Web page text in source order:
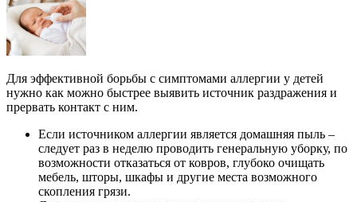
Для эффективной борьбы с симптомами аллергии у детей
нужно как можно быстрее выявить источник раздражения и
прервать контакт с ним.
Если источником аллергии является домашняя пыль –
следует раз в неделю проводить генеральную уборку, по
возможности отказаться от ковров, глубоко очищать
мебель, шторы, шкафы и другие места возможного
скопления грязи.